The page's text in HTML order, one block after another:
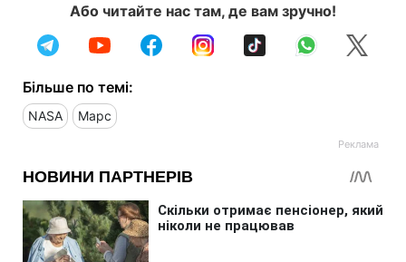
Або читайте нас там, де вам зручно!
Більше по темі:
NASA Марс